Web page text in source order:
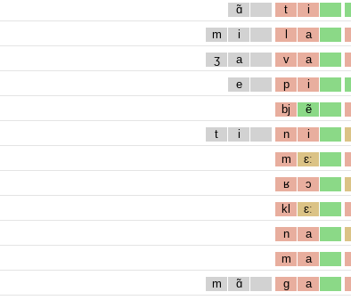
ɑ̃ t i
m i l a
ʒ a v a
e p i
bj ẽ
t i n i
m ɛː
ʁ ɔ
kl ɛː
n a
m a
m ɑ̃ g a